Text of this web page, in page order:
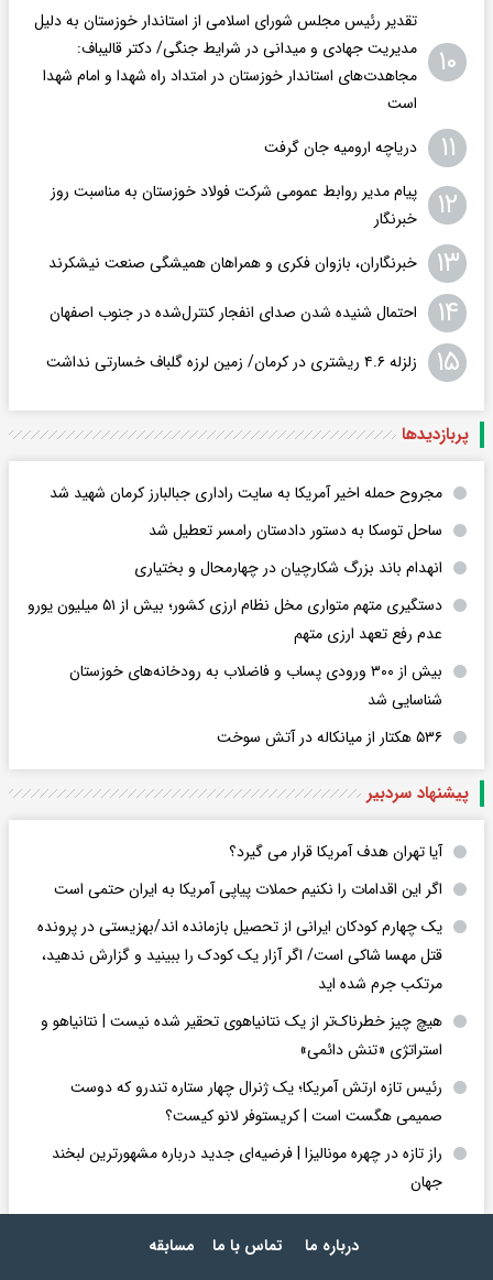
۱۰
تقدیر رئیس مجلس شورای اسلامی از استاندار خوزستان به دلیل
مدیریت جهادی و میدانی در شرایط جنگی/ دکتر قالیباف:
مجاهدت‌های استاندار خوزستان در امتداد راه شهدا و امام شهدا
است
۱۱ دریاچه ارومیه جان گرفت
۱۲
پیام مدیر روابط عمومی شرکت فولاد خوزستان به مناسبت روز
خبرنگار
۱۳ خبرنگاران، بازوان فکری و همراهان همیشگی صنعت نیشکرند
۱۴ احتمال شنیده شدن صدای انفجار کنترل‌شده در جنوب اصفهان
۱۵ زلزله ۴.۶ ریشتری در کرمان/ زمین لرزه گلباف خسارتی نداشت
پربازدید‌ها
مجروح حمله اخیر آمریکا به سایت راداری جبالبارز کرمان شهید شد
ساحل توسکا به دستور دادستان رامسر تعطیل شد
انهدام باند بزرگ شکارچیان در چهارمحال و بختیاری
دستگیری متهم متواری مخل نظام ارزی کشور؛ بیش از ۵۱ میلیون یورو
عدم رفع تعهد ارزی متهم
بیش از ۳۰۰ ورودی پساب و فاضلاب به رودخانه‌های خوزستان
شناسایی شد
۵۳۶ هکتار از میانکاله در آتش سوخت
پیشنهاد سردبیر
آیا تهران هدف آمریکا قرار می گیرد؟
اگر این اقدامات را نکنیم حملات پیاپی آمریکا به ایران حتمی است
یک چهارم کودکان ایرانی از تحصیل بازمانده اند/بهزیستی در پرونده
قتل مهسا شاکی است/ اگر آزار یک کودک را ببینید و گزارش ندهید،
مرتکب جرم شده اید
هیچ چیز خطرناک‌تر از یک نتانیاهوی تحقیر شده نیست | نتانیاهو و
استراتژی «تنش دائمی»
رئیس تازه ارتش آمریکا؛ یک ژنرال چهار ستاره تندرو که دوست
صمیمی هگست است | کریستوفر لانو کیست؟
راز تازه در چهره مونالیزا | فرضیه‌ای جدید درباره مشهورترین لبخند
جهان
درباره ما تماس با ما مسابقه